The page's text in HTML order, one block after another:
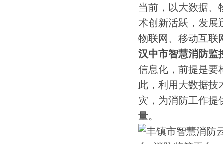
当前，以大数据、
术创新活跃，发展
物联网、移动互联
汉中市智慧消防监
信息化，前提是要
此，利用大数据技
灾，为消防工作提
量。